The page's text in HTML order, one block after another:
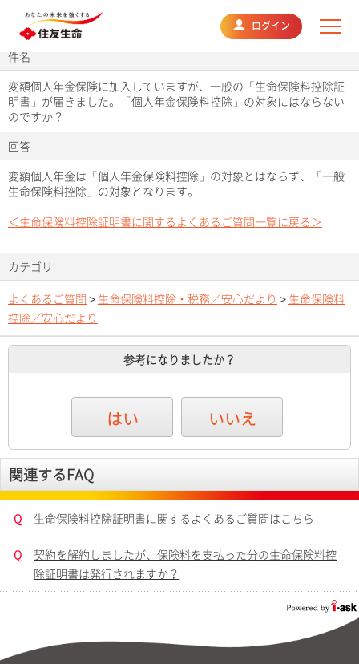
ログイン
よくあるご質問
件名
変額個人年金保険に加入していますが、一般の「生命保険料控除証
明書」が届きました。「個人年金保険料控除」の対象にはならない
のですか？
回答
変額個人年金は「個人年金保険料控除」の対象とはならず、「一般
生命保険料控除」の対象となります。
＜生命保険料控除証明書に関するよくあるご質問一覧に戻る＞
カテゴリ
よくあるご質問 > 生命保険料控除・税務／安心だより > 生命保険料
控除／安心だより
参考になりましたか？
はい いいえ
関連するFAQ
Q 生命保険料控除証明書に関するよくあるご質問はこちら
Q
契約を解約しましたが、保険料を支払った分の生命保険料控
除証明書は発行されますか？